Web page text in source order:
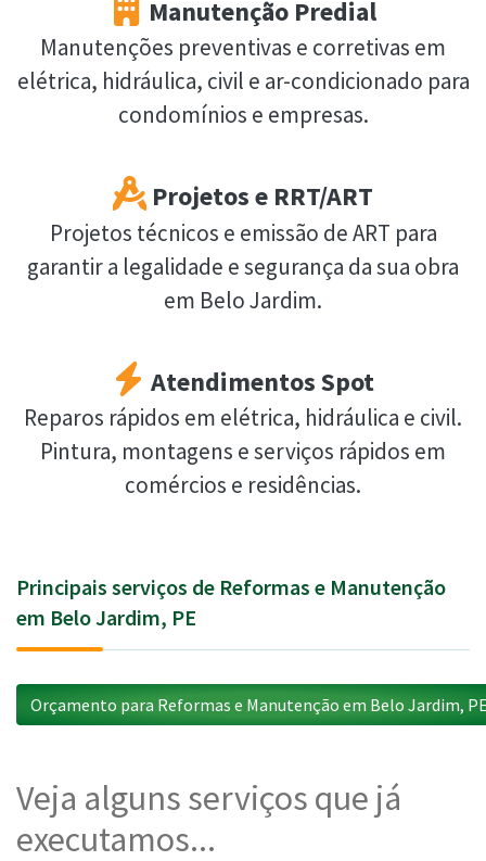
Manutenção Predial
Manutenções preventivas e corretivas em
elétrica, hidráulica, civil e ar-condicionado para
condomínios e empresas.
Projetos e RRT/ART
Projetos técnicos e emissão de ART para
garantir a legalidade e segurança da sua obra
em Belo Jardim.
Atendimentos Spot
Reparos rápidos em elétrica, hidráulica e civil.
Pintura, montagens e serviços rápidos em
comércios e residências.
Principais serviços de Reformas e Manutenção
em Belo Jardim, PE
Orçamento para Reformas e Manutenção em Belo Jardim,
Veja alguns serviços que já
executamos...